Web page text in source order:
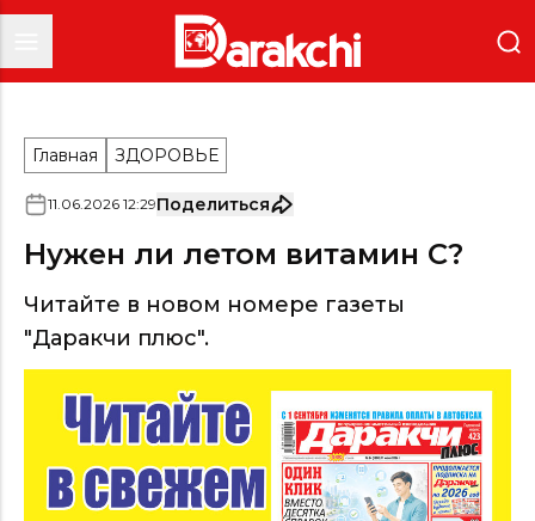
Главная ЗДОРОВЬЕ
11.06.2026 12:29Поделиться
Нужен ли летом витамин С?
Читайте в новом номере газеты
"Даракчи плюс".